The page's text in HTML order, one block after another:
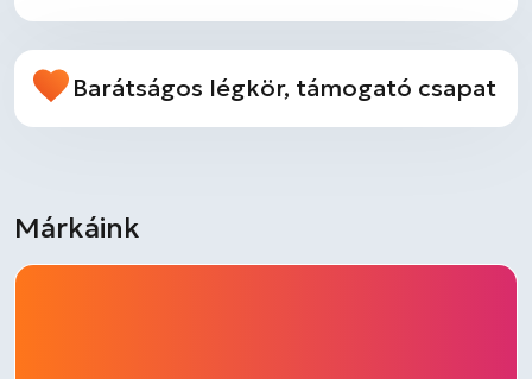
Barátságos légkör, támogató csapat
Márkáink